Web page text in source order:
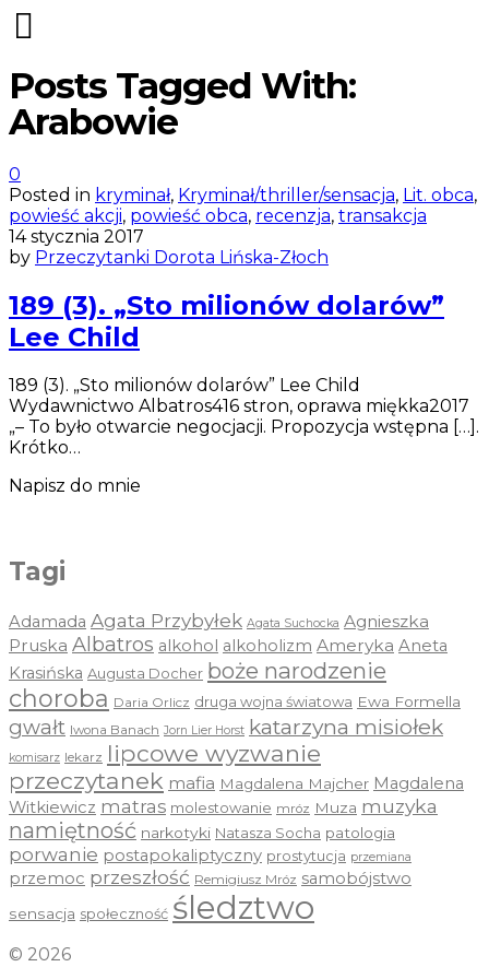
Posts Tagged With:
Arabowie
0
Posted in kryminał, Kryminał/thriller/sensacja, Lit. obca,
powieść akcji, powieść obca, recenzja, transakcja
14 stycznia 2017
by Przeczytanki Dorota Lińska-Złoch
189 (3). „Sto milionów dolarów”
Lee Child
189 (3). „Sto milionów dolarów” Lee Child
Wydawnictwo Albatros416 stron, oprawa miękka2017
„– To było otwarcie negocjacji. Propozycja wstępna […].
Krótko…
Napisz do mnie
Tagi
Adamada Agata Przybyłek Agata Suchocka Agnieszka
Pruska Albatros alkohol alkoholizm Ameryka Aneta
Krasińska Augusta Docher boże narodzenie
choroba Daria Orlicz druga wojna światowa Ewa Formella
gwałt Iwona Banach Jorn Lier Horst katarzyna misiołek
komisarz lekarz lipcowe wyzwanie
przeczytanek mafia Magdalena Majcher Magdalena
Witkiewicz matras molestowanie mróz Muza muzyka
namiętność narkotyki Natasza Socha patologia
porwanie postapokaliptyczny prostytucja przemiana
przemoc przeszłość Remigiusz Mróz samobójstwo
sensacja społeczność śledztwo
© 2026